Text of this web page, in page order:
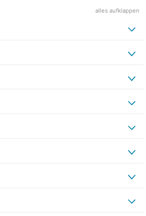
alles aufklappen